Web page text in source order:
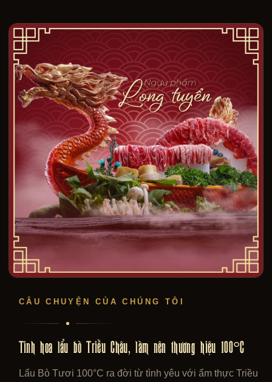
CÂU CHUYỆN CỦA CHÚNG TÔI
Tinh hoa lẩu bò Triều Châu, làm nên thương hiệu 100°C
Lẩu Bò Tươi 100°C ra đời từ tình yêu với ẩm thực Triều